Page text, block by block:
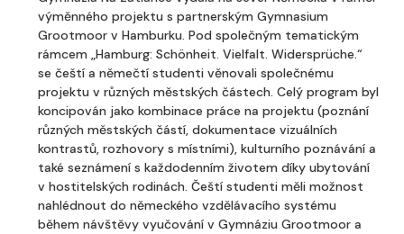
výměnného projektu s partnerským Gymnasium
Grootmoor v Hamburku. Pod společným tematickým
rámcem „Hamburg: Schönheit. Vielfalt. Widersprüche.“
se čeští a němečtí studenti věnovali společnému
projektu v různých městských částech. Celý program byl
koncipován jako kombinace práce na projektu (poznání
různých městských částí, dokumentace vizuálních
kontrastů, rozhovory s místními), kulturního poznávání a
také seznámení s každodenním životem díky ubytování
v hostitelských rodinách. Čeští studenti měli možnost
nahlédnout do německého vzdělávacího systému
během návštěvy vyučování v Gymnáziu Grootmoor a